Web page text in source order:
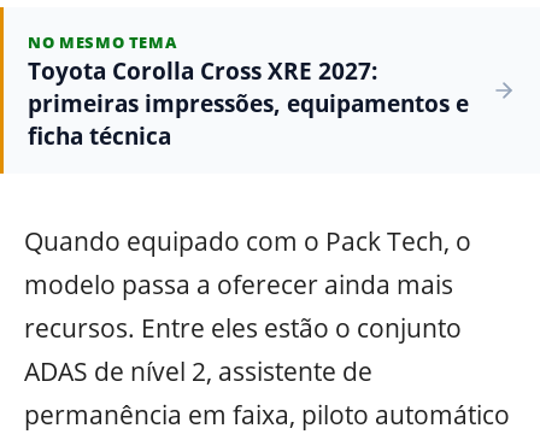
NO MESMO TEMA
Toyota Corolla Cross XRE 2027:
primeiras impressões, equipamentos e
ficha técnica
Quando equipado com o Pack Tech, o
modelo passa a oferecer ainda mais
recursos. Entre eles estão o conjunto
ADAS de nível 2, assistente de
permanência em faixa, piloto automático